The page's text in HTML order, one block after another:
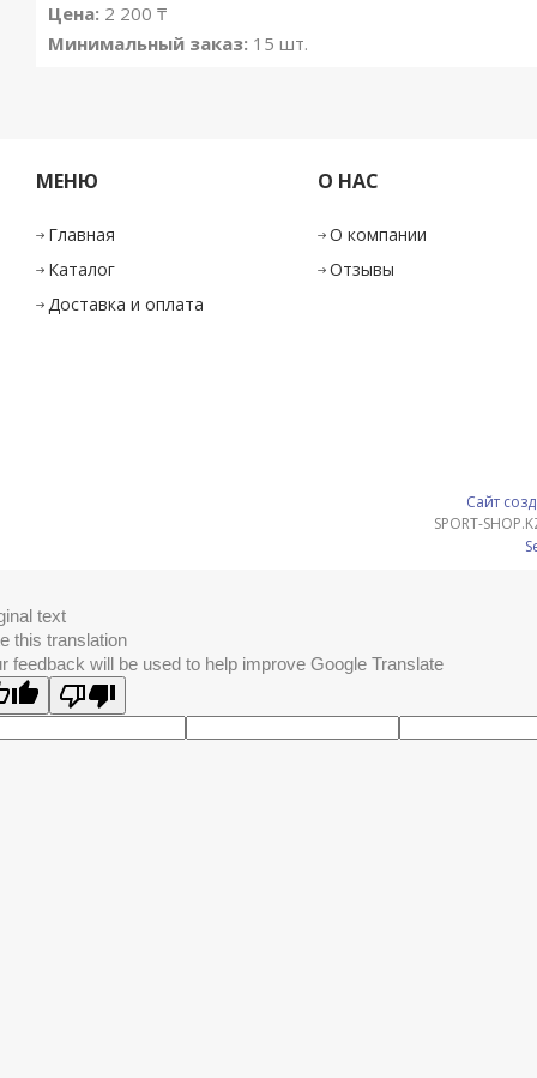
Цена: 2 200 ₸
Минимальный заказ: 15 шт.
МЕНЮ
Главная
Каталог
Доставка и оплата
О НАС
О компании
Отзывы
Сайт
SPORT-
text
this translation
feedback will be used to help improve Google Translate